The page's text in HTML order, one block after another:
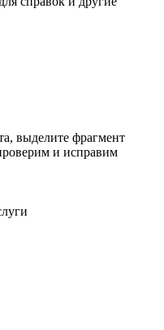
выделите фрагмент
и исправим